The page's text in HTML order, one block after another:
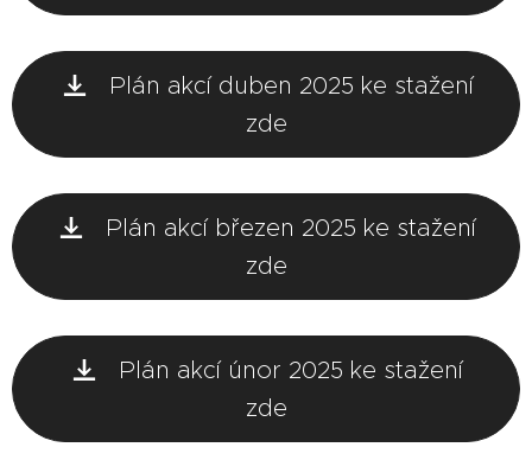
Plán akcí duben 2025 ke stažení
zde
Plán akcí březen 2025 ke stažení
zde
Plán akcí únor 2025 ke stažení
zde